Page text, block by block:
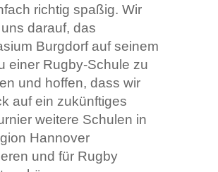
richtig spaßig. Wir
darauf, das
Burgdorf auf seinem
einer Rugby-Schule zu
und hoffen, dass wir
auf ein zukünftiges
weitere Schulen in
Hannover
und für Rugby